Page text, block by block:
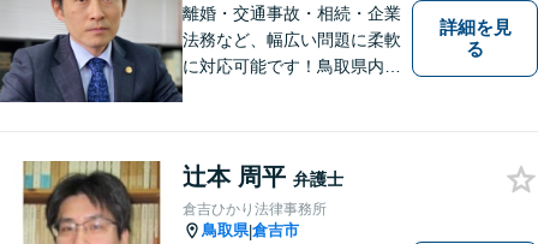
上】
離婚・交通事故・相続・企業
法務など、幅広い問題に柔軟
に対応可能です！鳥取県内の
ている方も、お気軽にご相談
ください！【駐車場有】
詳細を見
る
辻本 周平 弁護士
倉吉ひかり法律事務所
鳥取県|倉吉市